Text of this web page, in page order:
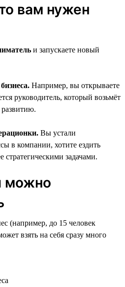
вам нужен
и запускаете новый
Например, вы открываете
руководитель, который возьмёт
развитию.
Вы устали
в компании, хотите ездить
стратегическими задачами.
можно
(например, до 15 человек
взять на себя сразу много